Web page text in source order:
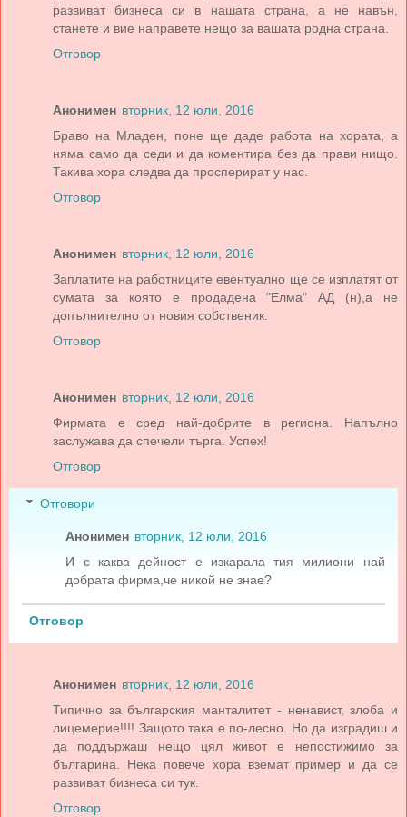
развиват бизнеса си в нашата страна, а не навън,
станете и вие направете нещо за вашата родна страна.
Отговор
Анонимен вторник, 12 юли, 2016
Браво на Младен, поне ще даде работа на хората, а
няма само да седи и да коментира без да прави нищо.
Такива хора следва да просперират у нас.
Отговор
Анонимен вторник, 12 юли, 2016
Заплатите на работниците евентуално ще се изплатят от
сумата за която е продадена "Елма" АД (н),а не
допълнително от новия собственик.
Отговор
Анонимен вторник, 12 юли, 2016
Фирмата е сред най-добрите в региона. Напълно
заслужава да спечели търга. Успех!
Отговор
Отговори
Анонимен вторник, 12 юли, 2016
И с каква дейност е изкарала тия милиони най
добрата фирма,че никой не знае?
Отговор
Анонимен вторник, 12 юли, 2016
Типично за българския манталитет - ненавист, злоба и
лицемерие!!!! Защото така е по-лесно. Но да изградиш и
да поддържаш нещо цял живот е непостижимо за
българина. Нека повече хора вземат пример и да се
развиват бизнеса си тук.
Отговор